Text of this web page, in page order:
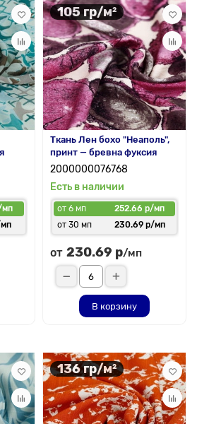
мп
105 гр/м²
Ткань Лен бохо "Неаполь",
принт — бревна фуксия
2000000076768
Есть в наличии
от 6 мп
252.66 р/мп
от 30 мп
230.69 р/мп
от 230.69 р/мп
В корзину
136 гр/м²